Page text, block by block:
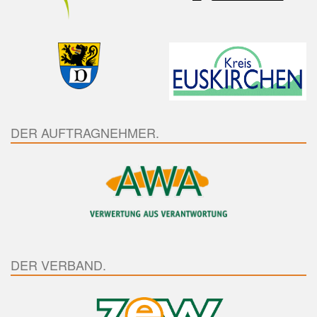
DER AUFTRAGNEHMER.
DER VERBAND.